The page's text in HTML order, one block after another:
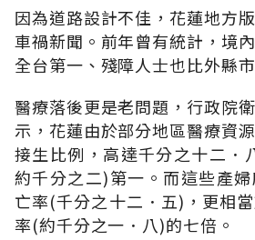
因為道路設計不佳，花蓮地方
車禍新聞。前年曾有統計，境
全台第一、殘障人士也比外縣
醫療落後更是老問題，行政院
示，花蓮由於部分地區醫療資
接生比例，高達千分之十二．
約千分之二)第一。而這些產
亡率(千分之十二．五)，更相
率(約千分之一．八)的七倍。